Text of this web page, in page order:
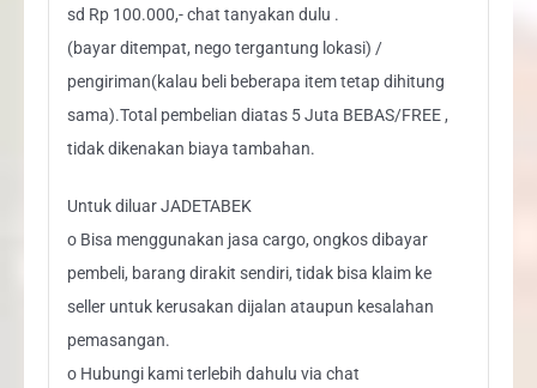
sd Rp 100.000,- chat tanyakan dulu .
(bayar ditempat, nego tergantung lokasi) /
pengiriman(kalau beli beberapa item tetap dihitung
sama).Total pembelian diatas 5 Juta BEBAS/FREE ,
tidak dikenakan biaya tambahan.
Untuk diluar JADETABEK
o Bisa menggunakan jasa cargo, ongkos dibayar
pembeli, barang dirakit sendiri, tidak bisa klaim ke
seller untuk kerusakan dijalan ataupun kesalahan
pemasangan.
o Hubungi kami terlebih dahulu via chat